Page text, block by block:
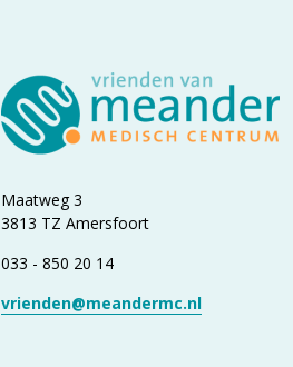
Maatweg 3
3813 TZ Amersfoort
033 - 850 20 14
vrienden@meandermc.nl